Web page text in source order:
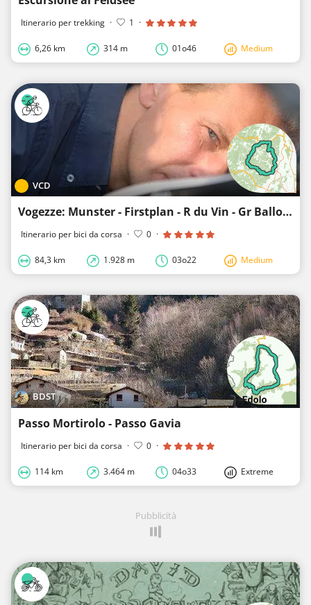
Itinerario per trekking · 1 ·
6,26 km 314 m 01o46 Medium
VCD
Vogezze: Munster - Firstplan - R du Vin - Gr Ballon - R d Crêtes - Platzerwasel (85km - 1600hm)
Itinerario per bici da corsa · 0 ·
84,3 km 1.928 m 03o22 Medium
BDST
Passo Mortirolo - Passo Gavia
Itinerario per bici da corsa · 0 ·
114 km 3.464 m 04o33 Extreme
Pubblicità